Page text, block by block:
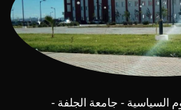
السياسية - جامعة الجلفة -